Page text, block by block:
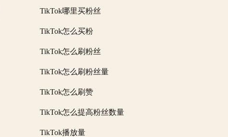
TikTok哪里买粉丝
TikTok怎么买粉
TikTok怎么刷粉丝
TikTok怎么刷粉丝量
TikTok怎么刷赞
TikTok怎么提高粉丝数量
TikTok播放量